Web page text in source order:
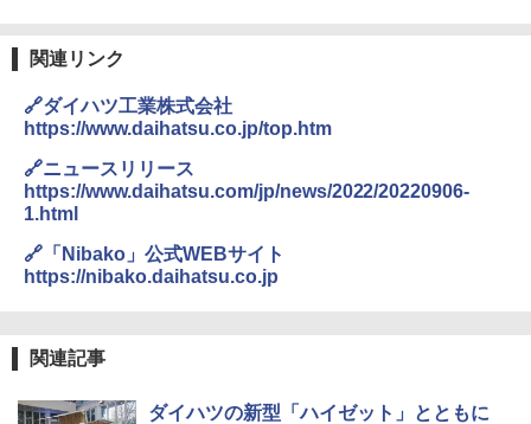
関連リンク
🔗ダイハツ工業株式会社
https://www.daihatsu.co.jp/top.htm
🔗ニュースリリース
https://www.daihatsu.com/jp/news/2022/20220906-
1.html
🔗「Nibako」公式WEBサイト
https://nibako.daihatsu.co.jp
関連記事
ダイハツの新型「ハイゼット」とともに